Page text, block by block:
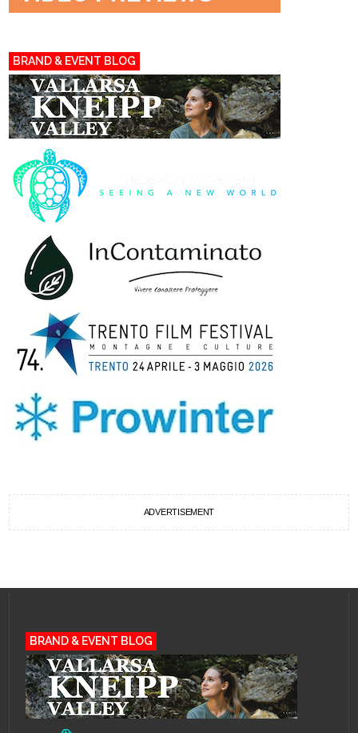
BRAND & EVENT BLOG
ADVERTISEMENT
BRAND & EVENT BLOG